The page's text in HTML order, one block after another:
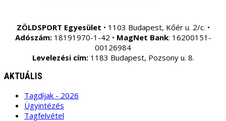
ZÖLDSPORT Egyesület • 1103 Budapest, Kőér u. 2/c. •
Adószám:18191970-1-42 • MagNet Bank: 16200151-
00126984
Levelezési cím:1183 Budapest, Pozsony u. 8.
AKTUÁLIS
Tagdíjak - 2026
Ügyintézés
Tagfelvétel